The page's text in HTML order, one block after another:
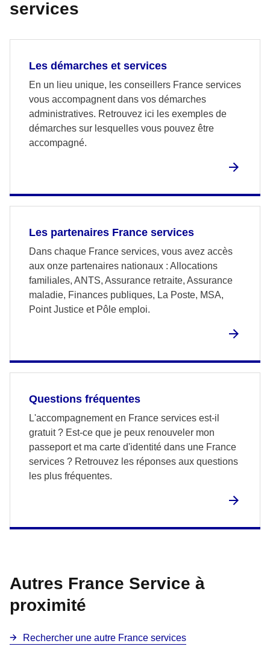
services
Les démarches et services
En un lieu unique, les conseillers France services
vous accompagnent dans vos démarches
administratives. Retrouvez ici les exemples de
démarches sur lesquelles vous pouvez être
accompagné.
Les partenaires France services
Dans chaque France services, vous avez accès
aux onze partenaires nationaux : Allocations
familiales, ANTS, Assurance retraite, Assurance
maladie, Finances publiques, La Poste, MSA,
Point Justice et Pôle emploi.
Questions fréquentes
L'accompagnement en France services est-il
gratuit ? Est-ce que je peux renouveler mon
passeport et ma carte d'identité dans une France
services ? Retrouvez les réponses aux questions
les plus fréquentes.
Autres France Service à
proximité
Rechercher une autre France services